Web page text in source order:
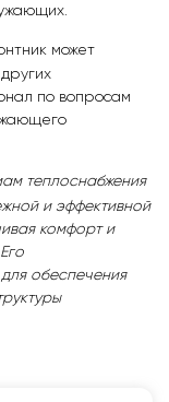
может
по вопросам
теплоснабжения
и эффективной
комфорт и
обеспечения